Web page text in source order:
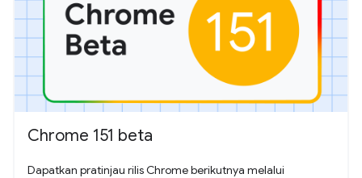
Chrome 151 beta
Dapatkan pratinjau rilis Chrome berikutnya melalui